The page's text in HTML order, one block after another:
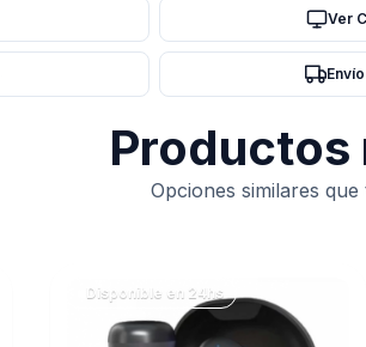
Ver
Productos
Opciones similares
Disponible en 24hs